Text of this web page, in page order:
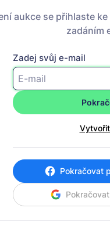
aukce se přihlaste
zadáním
Zadej svůj e-mail
Pokračovat